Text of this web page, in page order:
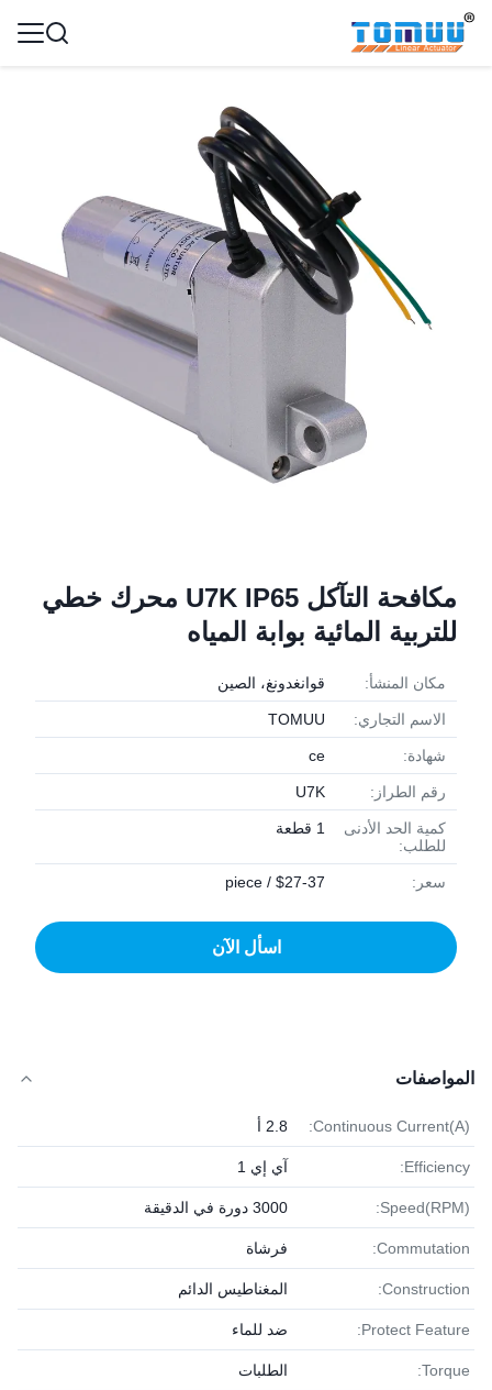
مكافحة التآكل U7K IP65 محرك خطي
للتربية المائية بوابة المياه
مكان المنشأ: قوانغدونغ، الصين
الاسم التجاري: TOMUU
شهادة: ce
رقم الطراز: U7K
كمية الحد الأدنى
للطلب:
1 قطعة
سعر: $27-37 / piece
اسأل الآن
المواصفات
Continuous Current(A): 2.8 أ
Efficiency: آي إي 1
Speed(RPM): 3000 دورة في الدقيقة
Commutation: فرشاة
Construction: المغناطيس الدائم
Protect Feature: ضد للماء
Torque: الطلبات